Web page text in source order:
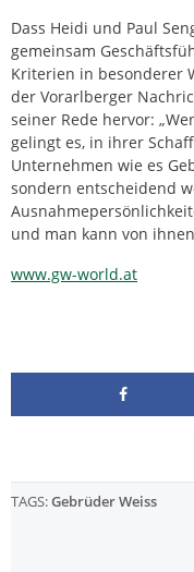
Dass Heidi und Paul
gemeinsam
Kriterien in besonderer
der Vorarlberger
seiner Rede hervor:
gelingt es, in ihrer
Unternehmen wie es
sondern entscheidend
und man kann von
www.gw-world.at
TAGS:Gebrüder Weiss